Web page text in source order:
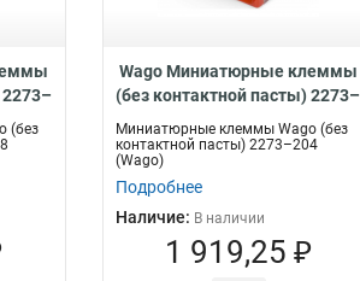
(без
Wago Миниатюрные клеммы
(без контактной пасты) 2273–
204, 60937
Миниатюрные клеммы Wago (без
контактной пасты) 2273–204
(Wago)
Подробнее
Наличие: В наличии
1 919,25 ₽